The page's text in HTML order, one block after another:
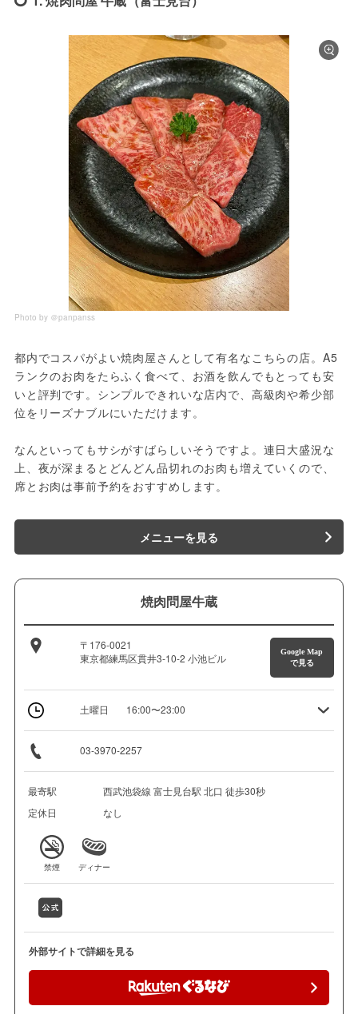
Photo by ＠panpanss
都内でコスパがよい焼肉屋さんとして有名なこちらの店。A5
ランクのお肉をたらふく食べて、お酒を飲んでもとっても安
いと評判です。シンプルできれいな店内で、高級肉や希少部
位をリーズナブルにいただけます。
なんといってもサシがすばらしいそうですよ。連日大盛況な
上、夜が深まるとどんどん品切れのお肉も増えていくので、
席とお肉は事前予約をおすすめします。
メニューを見る
焼肉問屋牛蔵
〒176-0021
東京都練馬区貫井3-10-2 小池ビル
Google Map
で見る
土曜日 16:00〜23:00
03-3970-2257
最寄駅
西武池袋線 富士見台駅 北口 徒歩30秒
定休日
なし
禁煙 ディナー
外部サイトで詳細を見る